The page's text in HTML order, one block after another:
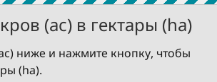
(ac) в гектары (ha)
ниже и нажмите кнопку, чтобы
(ha).